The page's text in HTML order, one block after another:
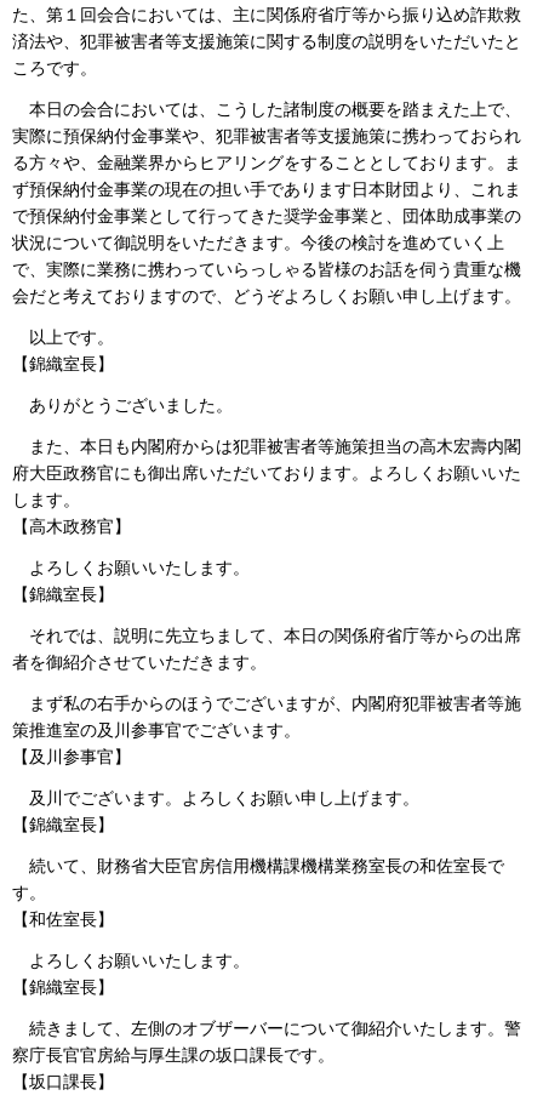
た、第１回会合においては、主に関係府省庁等から振り込め詐欺救
済法や、犯罪被害者等支援施策に関する制度の説明をいただいたと
ころです。
本日の会合においては、こうした諸制度の概要を踏まえた上で、
実際に預保納付金事業や、犯罪被害者等支援施策に携わっておられ
る方々や、金融業界からヒアリングをすることとしております。ま
ず預保納付金事業の現在の担い手であります日本財団より、これま
で預保納付金事業として行ってきた奨学金事業と、団体助成事業の
状況について御説明をいただきます。今後の検討を進めていく上
で、実際に業務に携わっていらっしゃる皆様のお話を伺う貴重な機
会だと考えておりますので、どうぞよろしくお願い申し上げます。
以上です。
【錦織室長】
ありがとうございました。
また、本日も内閣府からは犯罪被害者等施策担当の高木宏壽内閣
府大臣政務官にも御出席いただいております。よろしくお願いいた
します。
【高木政務官】
よろしくお願いいたします。
【錦織室長】
それでは、説明に先立ちまして、本日の関係府省庁等からの出席
者を御紹介させていただきます。
まず私の右手からのほうでございますが、内閣府犯罪被害者等施
策推進室の及川参事官でございます。
【及川参事官】
及川でございます。よろしくお願い申し上げます。
【錦織室長】
続いて、財務省大臣官房信用機構課機構業務室長の和佐室長で
す。
【和佐室長】
よろしくお願いいたします。
【錦織室長】
続きまして、左側のオブザーバーについて御紹介いたします。警
察庁長官官房給与厚生課の坂口課長です。
【坂口課長】